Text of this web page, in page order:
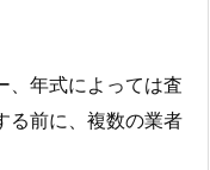
、年式によっては査
る前に、複数の業者